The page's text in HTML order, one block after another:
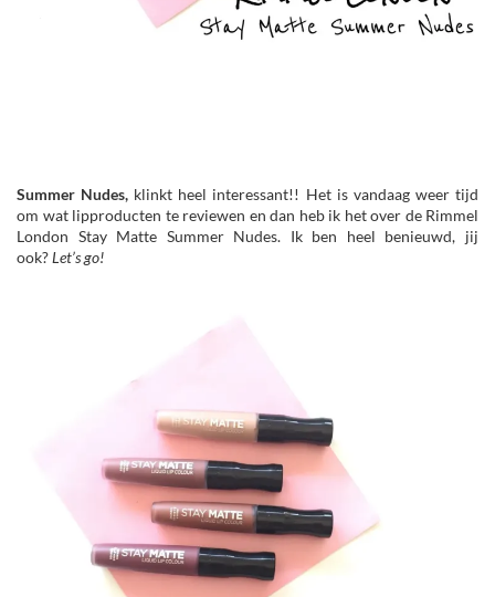
Summer Nudes, klinkt heel interessant!! Het is vandaag weer tijd
om wat lipproducten te reviewen en dan heb ik het over de Rimmel
London Stay Matte Summer Nudes. Ik ben heel benieuwd, jij
ook?Let’s go!